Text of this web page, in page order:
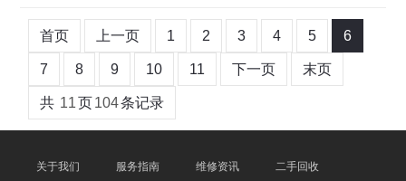
首页 上一页 1 2 3 4 5 6
7 8 9 10 11 下一页 末页
共 11页104条记录
关于我们 服务指南 维修资讯 二手回收